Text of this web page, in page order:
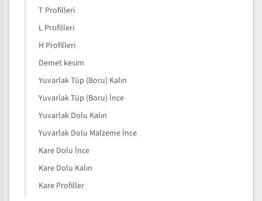
T Profilleri
L Profilleri
H Profilleri
Demet kesim
Yuvarlak Tüp (Boru) Kalın
Yuvarlak Tüp (Boru) İnce
Yuvarlak Dolu Kalın
Yuvarlak Dolu Malzeme İnce
Kare Dolu İnce
Kare Dolu Kalın
Kare Profiller